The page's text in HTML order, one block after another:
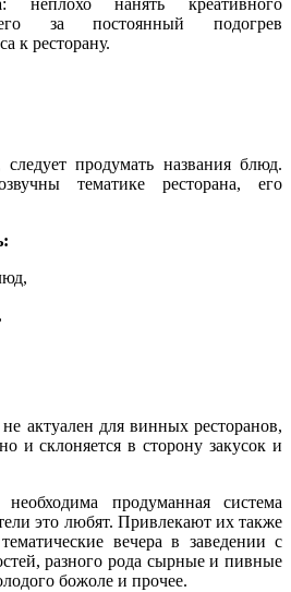
за постоянный подогрев
к ресторану.
продумать названия блюд.
тематике ресторана, его
актуален для винных ресторанов,
и склоняется в сторону закусок и
необходима продуманная система
это любят. Привлекают их также
вечера в заведении с
разного рода сырные и пивные
божоле и прочее.